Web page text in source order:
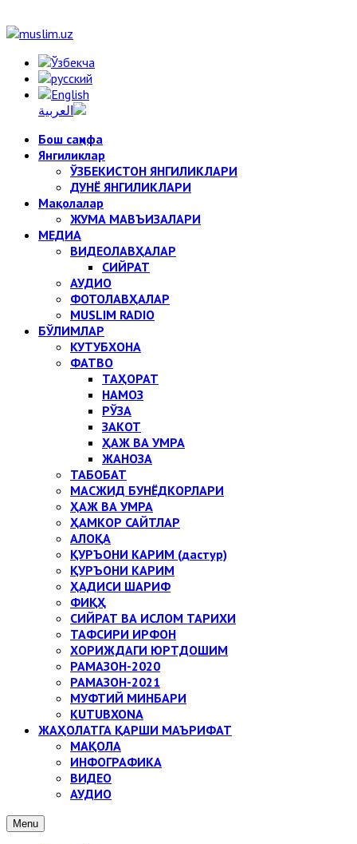
Бош саҳифа
Янгиликлар
ЎЗБЕКИСТОН ЯНГИЛИКЛАРИ
ДУНЁ ЯНГИЛИКЛАРИ
Мақолалар
ЖУМА МАВЪИЗАЛАРИ
МЕДИА
ВИДЕОЛАВҲАЛАР
СИЙРАТ
АУДИО
ФОТОЛАВҲАЛАР
MUSLIM RADIO
БЎЛИМЛАР
КУТУБХОНА
ФАТВО
ТАҲОРАТ
НАМОЗ
РЎЗА
ЗАКОТ
ҲАЖ ВА УМРА
ЖАНОЗА
ТАБОБАТ
МАСЖИД БУНЁДКОРЛАРИ
ҲАЖ ВА УМРА
ҲАМКОР САЙТЛАР
АЛОҚА
ҚУРЪОНИ КАРИМ (дастур)
ҚУРЪОНИ КАРИМ
ҲАДИСИ ШАРИФ
ФИҚҲ
СИЙРАТ ВА ИСЛОМ ТАРИХИ
ТАФСИРИ ИРФОН
ХОРИЖДАГИ ЮРТДОШИМ
РАМАЗОН-2020
РАМАЗОН-2021
МУФТИЙ МИНБАРИ
KUTUBXONA
ЖАҲОЛАТГА ҚАРШИ МАЪРИФАТ
МАҚОЛА
ИНФОГРАФИКА
ВИДЕО
АУДИО
Menu